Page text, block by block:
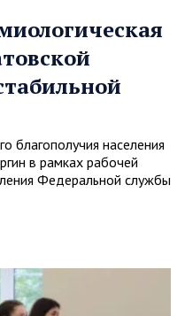
благополучия населения
в рамках рабочей
Федеральной службы